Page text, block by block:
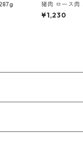
猪肉 ロース肉
¥1,230